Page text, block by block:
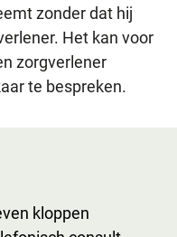
zonder dat hij
Het kan voor
zorgverlener
te bespreken.
kloppen